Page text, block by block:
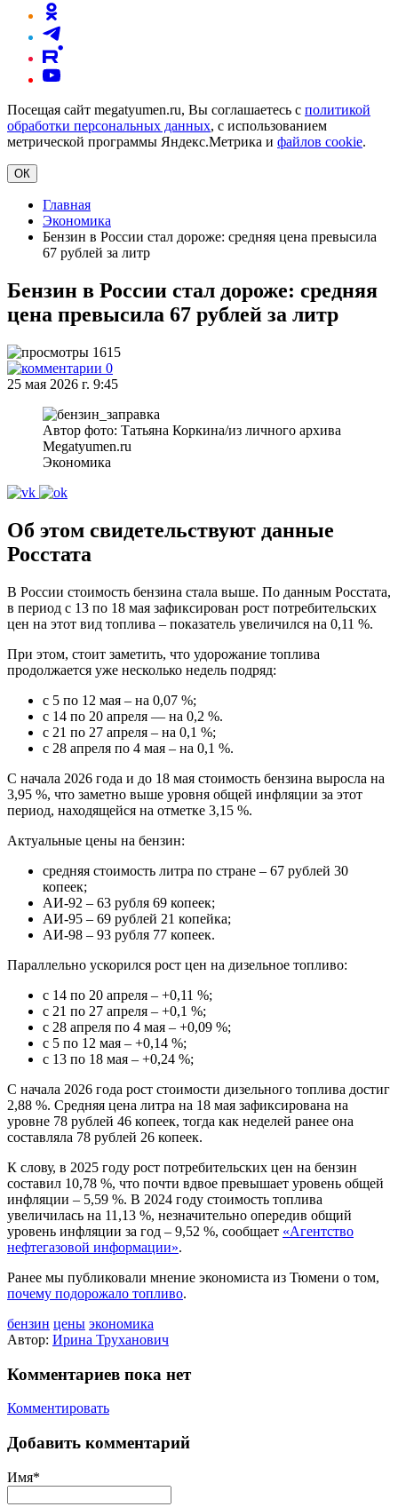
Посещая сайт megatyumen.ru, Вы соглашаетесь с политикой
обработки персональных данных, с использованием
метрической программы Яндекс.Метрика и файлов cookie.
ОК
Главная
Экономика
Бензин в России стал дороже: средняя цена превысила
67 рублей за литр
Бензин в России стал дороже: средняя
цена превысила 67 рублей за литр
1615
0
25 мая 2026 г. 9:45
Автор фото: Татьяна Коркина/из личного архива
Megatyumen.ru
Экономика
Об этом свидетельствуют данные
Росстата
В России стоимость бензина стала выше. По данным Росстата,
в период с 13 по 18 мая зафиксирован рост потребительских
цен на этот вид топлива – показатель увеличился на 0,11 %.
При этом, стоит заметить, что удорожание топлива
продолжается уже несколько недель подряд:
с 5 по 12 мая – на 0,07 %;
с 14 по 20 апреля — на 0,2 %.
с 21 по 27 апреля – на 0,1 %;
с 28 апреля по 4 мая – на 0,1 %.
С начала 2026 года и до 18 мая стоимость бензина выросла на
3,95 %, что заметно выше уровня общей инфляции за этот
период, находящейся на отметке 3,15 %.
Актуальные цены на бензин:
средняя стоимость литра по стране – 67 рублей 30
копеек;
АИ‑92 – 63 рубля 69 копеек;
АИ‑95 – 69 рублей 21 копейка;
АИ‑98 – 93 рубля 77 копеек.
Параллельно ускорился рост цен на дизельное топливо:
с 14 по 20 апреля – +0,11 %;
с 21 по 27 апреля – +0,1 %;
с 28 апреля по 4 мая – +0,09 %;
с 5 по 12 мая – +0,14 %;
с 13 по 18 мая – +0,24 %;
С начала 2026 года рост стоимости дизельного топлива достиг
2,88 %. Средняя цена литра на 18 мая зафиксирована на
уровне 78 рублей 46 копеек, тогда как неделей ранее она
составляла 78 рублей 26 копеек.
К слову, в 2025 году рост потребительских цен на бензин
составил 10,78 %, что почти вдвое превышает уровень общей
инфляции – 5,59 %. В 2024 году стоимость топлива
увеличилась на 11,13 %, незначительно опередив общий
уровень инфляции за год – 9,52 %, сообщает «Агентство
нефтегазовой информации».
Ранее мы публиковали мнение экономиста из Тюмени о том,
почему подорожало топливо.
бензин цены экономика
Автор: Ирина Труханович
Комментариев пока нет
Комментировать
Добавить комментарий
Имя*